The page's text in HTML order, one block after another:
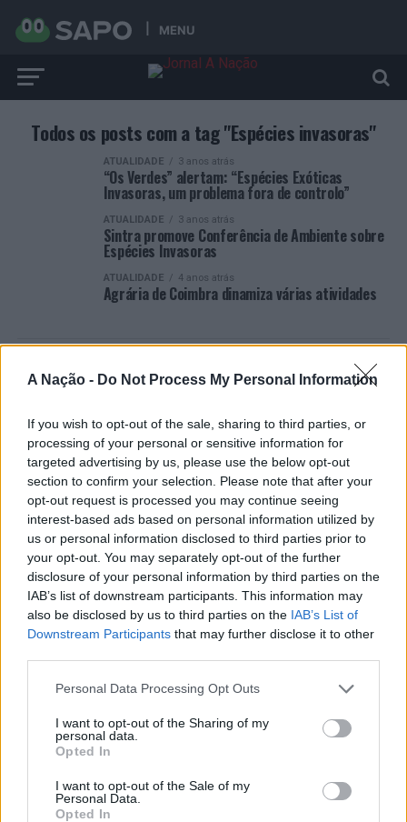
A Nação - Do Not Process My Personal Information
If you wish to opt-out of the sale, sharing to third parties, or
processing of your personal or sensitive information for
targeted advertising by us, please use the below opt-out
section to confirm your selection. Please note that after your
opt-out request is processed you may continue seeing
interest-based ads based on personal information utilized by
us or personal information disclosed to third parties prior to
your opt-out. You may separately opt-out of the further
disclosure of your personal information by third parties on the
IAB’s list of downstream participants. This information may
also be disclosed by us to third parties on the IAB’s List of
Downstream Participants that may further disclose it to other
Personal Data Processing Opt Outs
I want to opt-out of the Sharing of my
personal data.
Opted In
I want to opt-out of the Sale of my
Personal Data.
Opted In
MENU
Todos os posts com a tag "Espécies invasoras"
ATUALIDADE 3 anos atrás
“Os Verdes” alertam: “Espécies Exóticas
Invasoras, um problema fora de controlo”
ATUALIDADE 3 anos atrás
Sintra promove Conferência de Ambiente sobre
Espécies Invasoras
ATUALIDADE 4 anos atrás
Agrária de Coimbra dinamiza várias atividades
ARTIGOS RECENTES
Cultura digital pode “comprometer” a criatividade antes
de “provocar” mudanças genéticas, diz neurocientista
“Millennium Estoril Open 2026” regressou ao circuito ATP
com vitória do francês Luca Van Assche
Castelo Branco: “Bienal Internacional de Artes e Ofícios”
promete afirmar artesanato, património e inovação como
“motores de desenvolvimento económico e cultural” do
município português
Covilhã: Especialista aponta investimento estrangeiro e
Beira Interior
FUNCEX para “reforçar inteligência sobre comércio
exterior”